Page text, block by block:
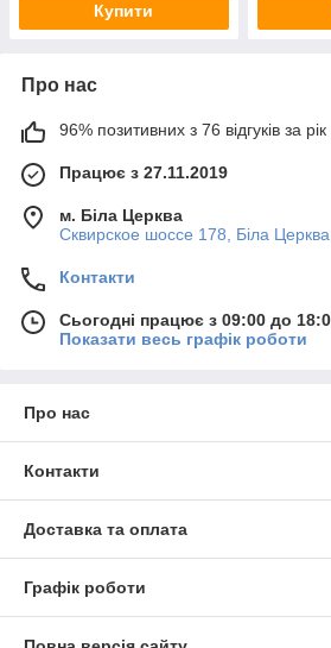
Купити
Про нас
96% позитивних з 76 відгуків за рік
Працює з 27.11.2019
м. Біла Церква
Сквирское шоссе 178, Біла
Контакти
Сьогодні працює з 09:00 до
Показати весь графік роботи
Про нас
Контакти
Доставка та оплата
Графік роботи